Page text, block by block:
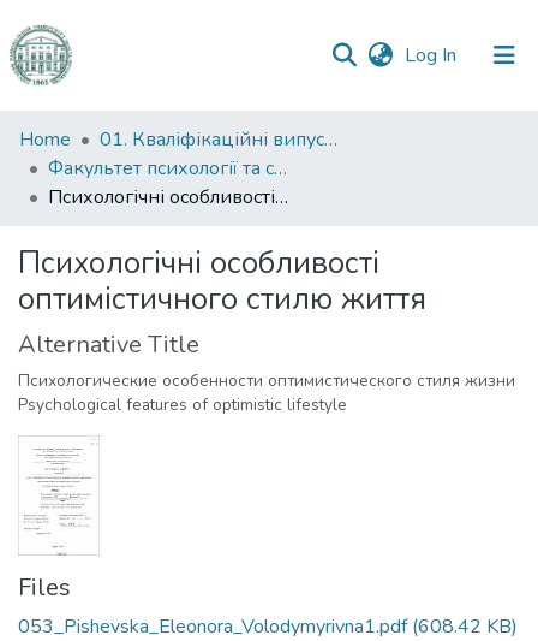
Log In (current)
Communities
&
Collections
Statistics
Home
01. Кваліфікаційні випускні роботи здобувачів вищої освіти
Факультет психології та соціальної роботи
Психологічні особливості оптимістичного стилю життя
Психологічні особливості
оптимістичного стилю життя
Alternative Title
Психологические особенности оптимистического стиля жизни
Psychological features of optimistic lifestyle
Files
053_Pishevska_Eleonora_Volodymyrivna1.pdf(608.42 KB)